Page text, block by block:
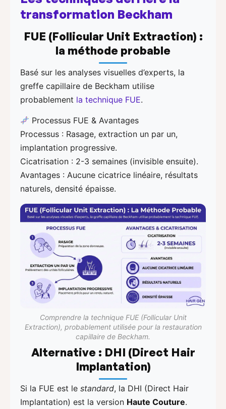
transformation Beckham
FUE (Follicular Unit Extraction) :
la méthode probable
Basé sur les analyses visuelles d’experts, la
greffe capillaire de Beckham utilise
probablement la technique FUE.
Processus FUE & Avantages
Processus : Rasage, extraction un par un,
implantation progressive.
Cicatrisation : 2-3 semaines (invisible ensuite).
Avantages : Aucune cicatrice linéaire, résultats
naturels, densité épaisse.
Comprendre la technique FUE (Follicular Unit
Extraction), probablement utilisée pour la restauration
capillaire de Beckham.
Alternative : DHI (Direct Hair
Implantation)
Si la FUE est le standard, la DHI (Direct Hair
Implantation) est la version Haute Couture.